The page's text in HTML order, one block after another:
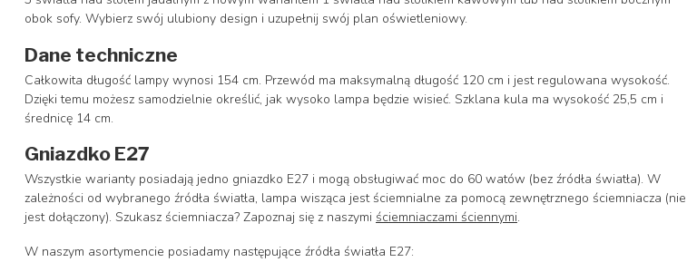
obok sofy. Wybierz swój ulubiony design i uzupełnij swój plan oświetleniowy.
Dane techniczne
Całkowita długość lampy wynosi 154 cm. Przewód ma maksymalną długość 120 cm i jest regulowana wysokość.
Dzięki temu możesz samodzielnie określić, jak wysoko lampa będzie wisieć. Szklana kula ma wysokość 25,5 cm i
średnicę 14 cm.
Gniazdko E27
Wszystkie warianty posiadają jedno gniazdko E27 i mogą obsługiwać moc do 60 watów (bez źródła światła). W
zależności od wybranego źródła światła, lampa wisząca jest ściemnialne za pomocą zewnętrznego ściemniacza (nie
jest dołączony). Szukasz ściemniacza? Zapoznaj się z naszymi ściemniaczami ściennymi.
W naszym asortymencie posiadamy następujące źródła światła E27: